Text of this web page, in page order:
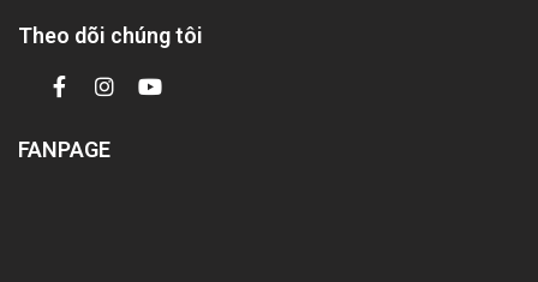
Theo dõi chúng tôi
FANPAGE